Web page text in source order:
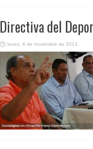
Directiva del
lunes, 4 de noviembre de 2013